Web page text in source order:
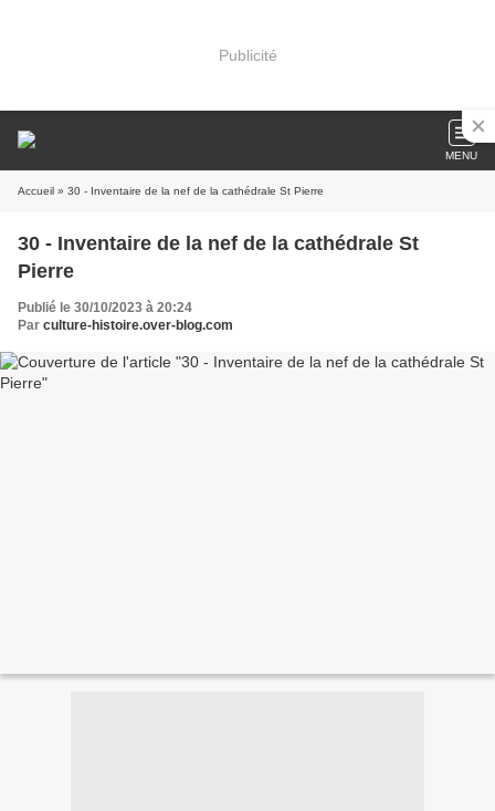
Publicité
MENU
Accueil » 30 - Inventaire de la nef de la cathédrale St Pierre
30 - Inventaire de la nef de la cathédrale St
Pierre
Publié le 30/10/2023 à 20:24
Par culture-histoire.over-blog.com